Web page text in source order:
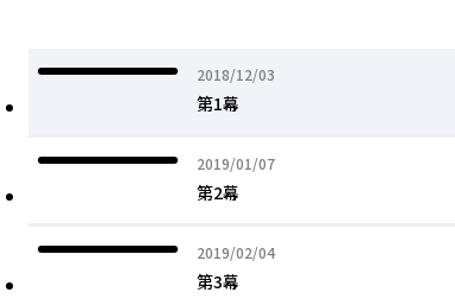
2018/12/03
2018年12月03日
第1幕
2019/01/07
2019年01月07日
第2幕
2019/02/04
2019年02月04日
第3幕